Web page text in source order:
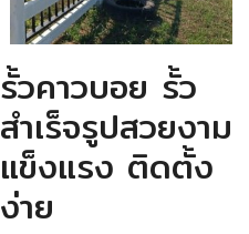
รั้วคาวบอย รั้ว
สำเร็จรูปสวยงาม
แข็งแรง ติดตั้ง
ง่าย